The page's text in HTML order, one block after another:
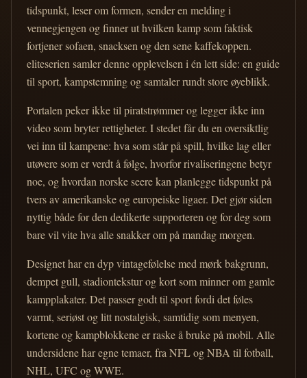
tidspunkt, leser om formen, sender en melding i
vennegjengen og finner ut hvilken kamp som faktisk
fortjener sofaen, snacksen og den sene kaffekoppen.
eliteserien samler denne opplevelsen i én lett side: en guide
til sport, kampstemning og samtaler rundt store øyeblikk.
Portalen peker ikke til piratstrømmer og legger ikke inn
video som bryter rettigheter. I stedet får du en oversiktlig
vei inn til kampene: hva som står på spill, hvilke lag eller
utøvere som er verdt å følge, hvorfor rivaliseringene betyr
noe, og hvordan norske seere kan planlegge tidspunkt på
tvers av amerikanske og europeiske ligaer. Det gjør siden
nyttig både for den dedikerte supporteren og for deg som
bare vil vite hva alle snakker om på mandag morgen.
Designet har en dyp vintagefølelse med mørk bakgrunn,
dempet gull, stadiontekstur og kort som minner om gamle
kampplakater. Det passer godt til sport fordi det føles
varmt, seriøst og litt nostalgisk, samtidig som menyen,
kortene og kampblokkene er raske å bruke på mobil. Alle
undersidene har egne temaer, fra NFL og NBA til fotball,
NHL, UFC og WWE.